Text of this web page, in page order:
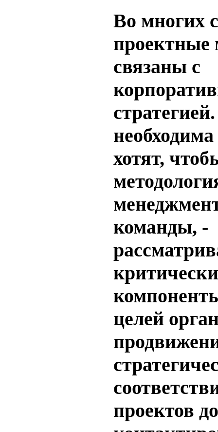
Во многих
проектные
связаны с
хотят,
команды, -
целей
проектов